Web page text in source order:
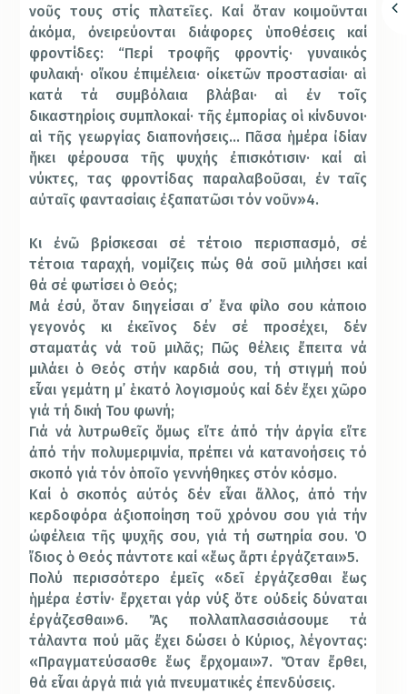
νοῦς τους στίς πλατεῖες. Καί ὅταν κοιμοῦνται
ἀκόμα, ὀνειρεύονται διάφορες ὑποθέσεις καί
φροντίδες: “Περί τροφῆς φροντίς· γυναικός
φυλακή· οἴκου ἐπιμέλεια· οἰκετῶν προστασίαι· αἱ
κατά τά συμβόλαια βλάβαι· αἱ ἐν τοῖς
δικαστηρίοις συμπλοκαί· τῆς ἐμπορίας οἱ κίνδυνοι·
αἱ τῆς γεωργίας διαπονήσεις… Πᾶσα ἡμέρα ἰδίαν
ἥκει φέρουσα τῆς ψυχής ἐπισκότισιν· καί αἱ
νύκτες, τας φροντίδας παραλαβοῦσαι, ἐν ταῖς
αὐταῖς φαντασίαις ἐξαπατῶσι τόν νοῦν»4.
Κι ἐνῶ βρίσκεσαι σέ τέτοιο περισπασμό, σέ
τέτοια ταραχή, νομίζεις πώς θά σοῦ μιλήσει καί
θά σέ φωτίσει ὁ Θεός;
Μά ἐσύ, ὅταν διηγείσαι σ᾿ ἕνα φίλο σου κάποιο
γεγονός κι ἐκεῖνος δέν σέ προσέχει, δέν
σταματάς νά τοῦ μιλᾶς; Πῶς θέλεις ἔπειτα νά
μιλάει ὁ Θεός στήν καρδιά σου, τή στιγμή πού
εἶναι γεμάτη μ᾿ ἑκατό λογισμούς καί δέν ἔχει χῶρο
γιά τή δική Του φωνή;
Γιά νά λυτρωθεῖς ὅμως εἴτε ἀπό τήν ἀργία εἴτε
ἀπό τήν πολυμεριμνία, πρέπει νά κατανοήσεις τό
σκοπό γιά τόν ὁποῖο γεννήθηκες στόν κόσμο.
Καί ὁ σκοπός αὐτός δέν εἶναι ἄλλος, ἀπό τήν
κερδοφόρα ἀξιοποίηση τοῦ χρόνου σου γιά τήν
ὠφέλεια τῆς ψυχῆς σου, γιά τή σωτηρία σου. Ὁ
ἴδιος ὁ Θεός πάντοτε καί «ἕως ἄρτι ἐργάζεται»5.
Πολύ περισσότερο ἐμεῖς «δεῖ ἐργάζεσθαι ἕως
ἡμέρα ἐστίν· ἔρχεται γάρ νύξ ὅτε οὐδείς δύναται
ἐργάζεσθαι»6. Ἄς πολλαπλασσιάσουμε τά
τάλαντα πού μᾶς ἔχει δώσει ὁ Κύριος, λέγοντας:
«Πραγματεύσασθε ἕως ἔρχομαι»7. Ὅταν ἔρθει,
θά εἶναι ἀργά πιά γιά πνευματικές ἐπενδύσεις.